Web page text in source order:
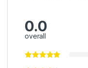
0.0
overall